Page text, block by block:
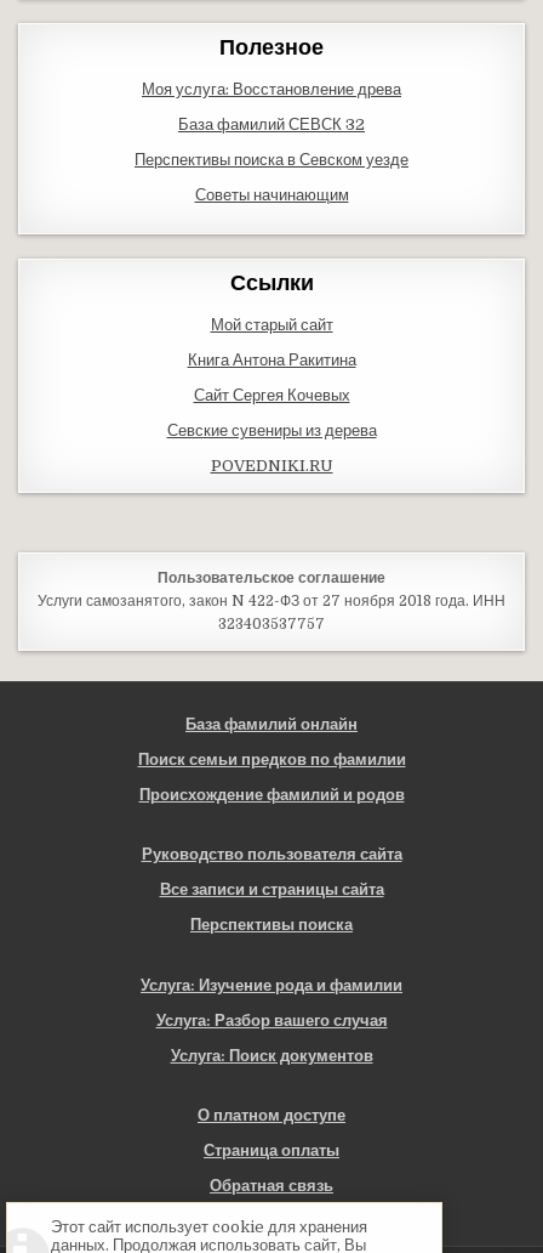
Полезное
Моя услуга: Восстановление древа
База фамилий СЕВСК 32
Перспективы поиска в Севском уезде
Советы начинающим
Ссылки
Мой старый сайт
Книга Антона Ракитина
Сайт Сергея Кочевых
Севские сувениры из дерева
POVEDNIKI.RU
Пользовательское соглашение
Услуги самозанятого, закон N 422-ФЗ от 27 ноября 2018 года. ИНН
323403537757
База фамилий онлайн
Поиск семьи предков по фамилии
Происхождение фамилий и родов
Руководство пользователя сайта
Все записи и страницы сайта
Перспективы поиска
Услуга: Изучение рода и фамилии
Услуга: Разбор вашего случая
Услуга: Поиск документов
О платном доступе
Страница оплаты
Обратная связь
Этот сайт использует cookie для хранения
данных. Продолжая использовать сайт, Вы